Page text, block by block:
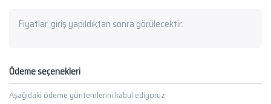
Fiyatlar, giriş yapıldıktan sonra görülecektir.
Ödeme seçenekleri
Aşağıdaki ödeme yöntemlerini kabul ediyoruz